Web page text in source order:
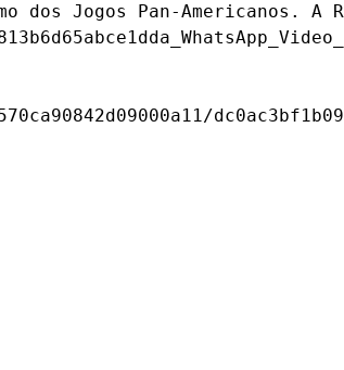
dos Jogos Pan-Americanos.